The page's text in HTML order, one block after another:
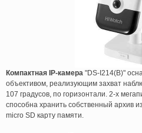
Компактная IP-камера "DS-I214(B)"
объективом, реализующим захват
107 градусов, по горизонтали. 2-х
способна хранить собственный архив
micro SD карту памяти.